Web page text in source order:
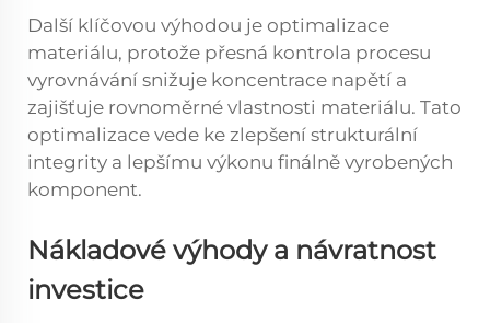
Další klíčovou výhodou je optimalizace
materiálu, protože přesná kontrola procesu
vyrovnávání snižuje koncentrace napětí a
zajišťuje rovnoměrné vlastnosti materiálu. Tato
optimalizace vede ke zlepšení strukturální
integrity a lepšímu výkonu finálně vyrobených
komponent.
Nákladové výhody a návratnost
investice